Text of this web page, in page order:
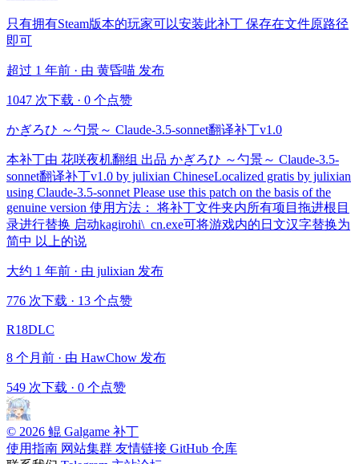
只有拥有Steam版本的玩家可以安装此补丁 保存在文件原路径
即可
超过 1 年前 · 由 黄昏喵 发布
1047 次下载 · 0 个点赞
かぎろひ ～勺景～ Claude-3.5-sonnet翻译补丁v1.0
本补丁由 花咲夜机翻组 出品 かぎろひ ～勺景～ Claude-3.5-
sonnet翻译补丁v1.0 by julixian ChineseLocalized gratis by julixian
using Claude-3.5-sonnet Please use this patch on the basis of the
genuine version 使用方法： 将补丁文件夹内所有项目拖进根目
录进行替换 启动kagirohi\_cn.exe可将游戏内的日文汉字替换为
简中 以上的说
大约 1 年前 · 由 julixian 发布
776 次下载 · 13 个点赞
R18DLC
8 个月前 · 由 HawChow 发布
549 次下载 · 0 个点赞
© 2026 鲲 Galgame 补丁
使用指南 网站集群 友情链接 GitHub 仓库